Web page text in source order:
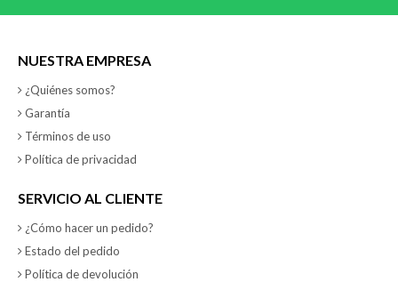
NUESTRA EMPRESA
¿Quiénes somos?
Garantía
Términos de uso
Política de privacidad
SERVICIO AL CLIENTE
¿Cómo hacer un pedido?
Estado del pedido
Política de devolución